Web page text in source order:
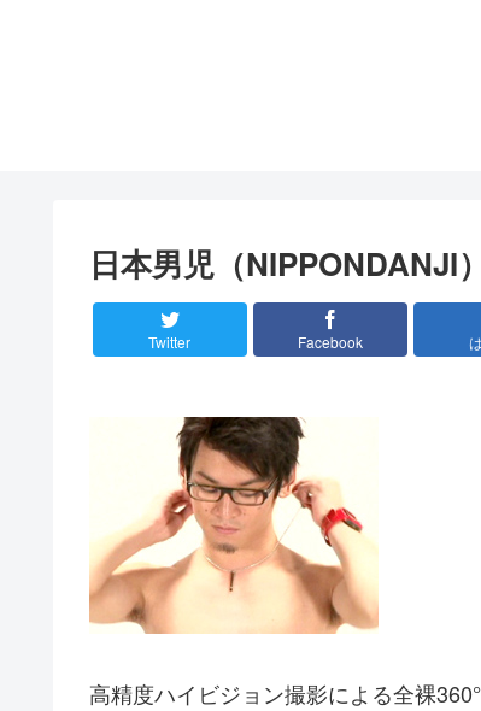
日本男児（NIPPONDANJI
Twitter Facebook
高精度ハイビジョン撮影による全裸